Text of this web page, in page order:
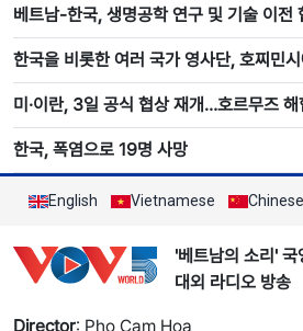
베트남-한국, 생명공학 연구 및 기술 이전
한국을 비롯한 여러 국가 영사단, 호찌민
미·이란, 3일 공식 협상 재개…호르무즈 해
한국, 폭염으로 19명 사망
English Vietnamese Chinese
'베트남의 소리'
대외 라디오 방송
Director: Pho Cam Hoa